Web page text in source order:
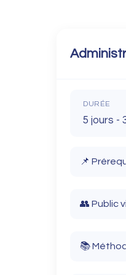
DURÉE
5 jours -
📌
👥 Public
📚